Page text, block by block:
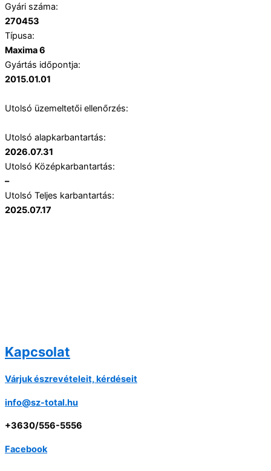
Gyári száma:
270453
Típusa:
Maxima 6
Gyártás időpontja:
2015.01.01
Utolsó üzemeltetői ellenőrzés:
Utolsó alapkarbantartás:
2026.07.31
Utolsó Középkarbantartás:
–
Utolsó Teljes karbantartás:
2025.07.17
Kapcsolat
Várjuk észrevételeit, kérdéseit
info@sz-total.hu
+3630/556-5556
Facebook